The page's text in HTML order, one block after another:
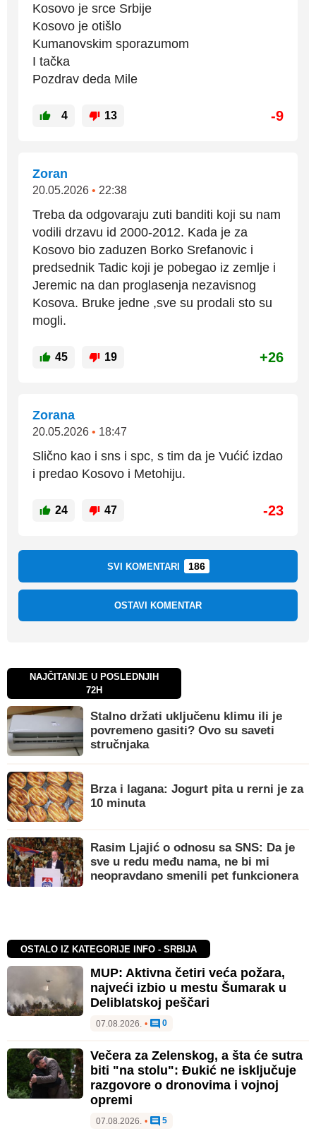
Kosovo je srce Srbije
Kosovo je otišlo
Kumanovskim sporazumom
I tačka
Pozdrav deda Mile
4 13 -9
Zoran
20.05.2026 • 22:38
Treba da odgovaraju zuti banditi koji su nam
vodili drzavu id 2000-2012. Kada je za
Kosovo bio zaduzen Borko Srefanovic i
predsednik Tadic koji je pobegao iz zemlje i
Jeremic na dan proglasenja nezavisnog
Kosova. Bruke jedne ,sve su prodali sto su
mogli.
45 19 +26
Zorana
20.05.2026 • 18:47
Slično kao i sns i spc, s tim da je Vućić izdao
i predao Kosovo i Metohiju.
24 47 -23
SVI KOMENTARI 186
OSTAVI KOMENTAR
NAJČITANIJE U POSLEDNJIH
72H
Stalno držati uključenu klimu ili je
povremeno gasiti? Ovo su saveti
stručnjaka
Brza i lagana: Jogurt pita u rerni je za
10 minuta
Rasim Ljajić o odnosu sa SNS: Da je
sve u redu među nama, ne bi mi
neopravdano smenili pet funkcionera
OSTALO IZ KATEGORIJE INFO - SRBIJA
MUP: Aktivna četiri veća požara,
najveći izbio u mestu Šumarak u
Deliblatskoj peščari
07.08.2026. • 0
Večera za Zelenskog, a šta će sutra
biti "na stolu": Đukić ne isključuje
razgovore o dronovima i vojnoj
opremi
07.08.2026. • 5